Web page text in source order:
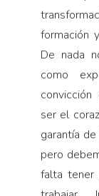
formación
De nada
como
ser el
garantía
pero
falta tener